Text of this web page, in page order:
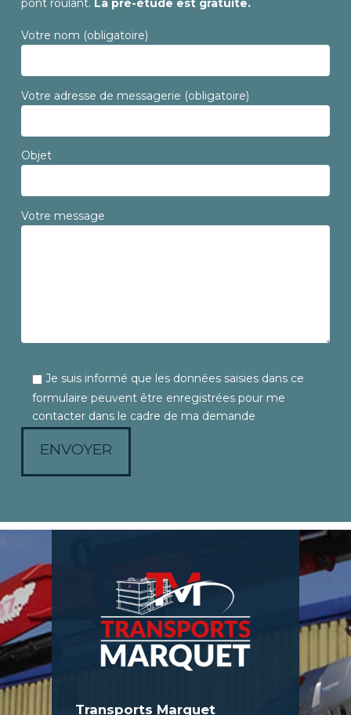
pont roulant. La pré-étude est gratuite.
Votre nom (obligatoire)
Votre adresse de messagerie (obligatoire)
Objet
Votre message
Je suis informé que les données saisies dans ce
formulaire peuvent être enregistrées pour me
contacter dans le cadre de ma demande
Transports Marquet